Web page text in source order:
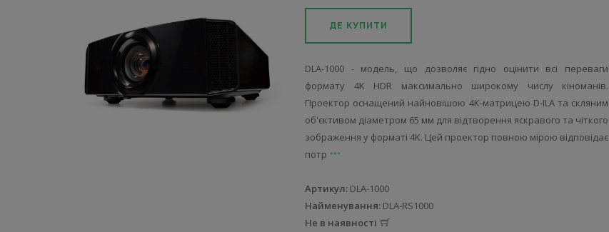
ДЕ КУПИТИ
DLA-1000 - модель, що дозволяє гідно оцінити всі переваги
формату 4K HDR максимально широкому числу кіноманів.
Проектор оснащений найновішою 4K-матрицею D-ILA та скляним
об'єктивом діаметром 65 мм для відтворення яскравого та чіткого
зображення у форматі 4K. Цей проектор повною мірою відповідає
потр
Артикул: DLA-1000
Найменування: DLA-RS1000
Не в наявності